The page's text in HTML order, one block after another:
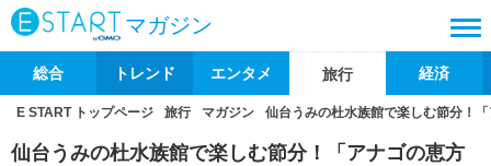
マガジン
総合 トレンド エンタメ 旅行 経済
E START トップページ 旅行 マガジン 仙台うみの杜水族館で楽しむ節分！
仙台うみの杜水族館で楽しむ節分！「アナゴの恵方